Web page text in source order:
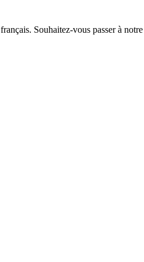
Souhaitez-vous passer à